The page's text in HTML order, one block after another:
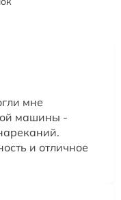
мне
машины -
и отличное